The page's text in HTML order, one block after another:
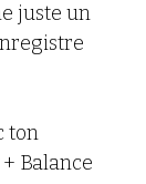
juste un
ton
Balance